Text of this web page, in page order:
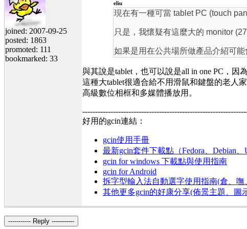
joined: 2007-09-25
posted: 1863
promoted: 111
bookmarked: 33
eliu
現在有一種可當 tablet PC (touch
只是，我懷疑有這麼大的 monitor
如果是用在公共場所做產品介紹可能
與其說是tablet，也可以說是all in one PC，因
這種大tablet很適合給不用滑鼠和鍵盤的老人
高級數位相框和多媒體播放用。
好用的gcin連結：
gcin使用手冊
最新gcin套件下載點（Fedora、Debian、
gcin for windows 下載點與使用指南
gcin for Android
拆字型輸入法自動選字使用指南(倉、嘸
其他更多gcin的好康分享(佈景主題、圖
----------- Reply -----------